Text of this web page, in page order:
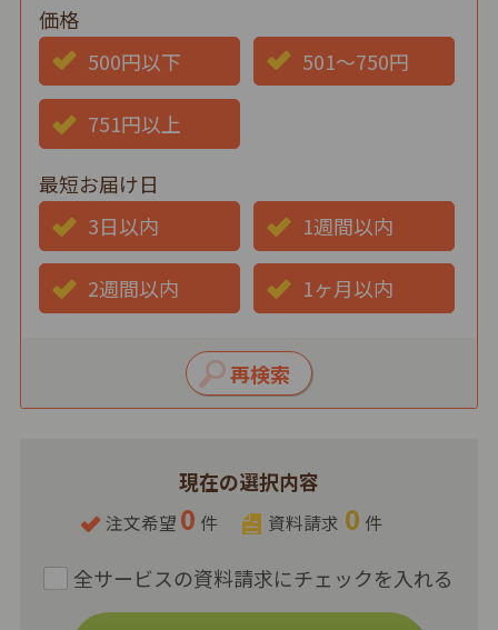
現在の選択内容
注文希望 0 件 資料請求 0 件
価格
500円以下
501～750円
751円以上
最短お届け日
3日以内
1週間以内
2週間以内 1ヶ月以内